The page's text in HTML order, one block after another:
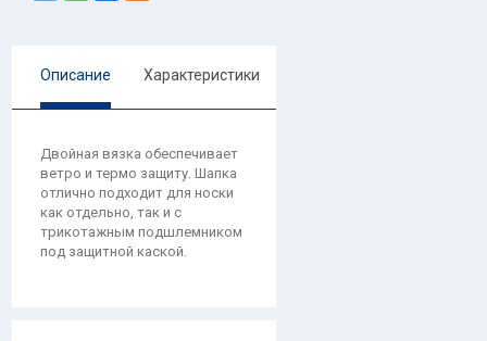
Описание Характеристики
Двойная вязка обеспечивает
ветро и термо защиту. Шапка
отлично подходит для носки
как отдельно, так и с
трикотажным подшлемником
под защитной каской.